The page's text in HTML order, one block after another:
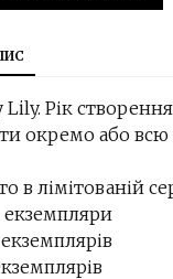
Рік
окремо або всю
в лімітованій
екземпляри